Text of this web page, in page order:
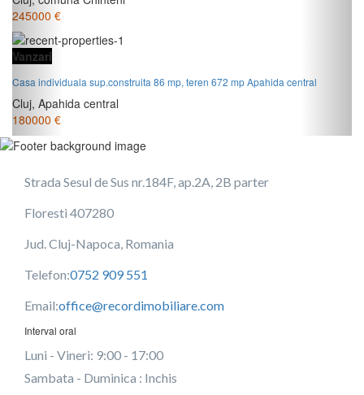
245000 €
Vanzari
Casa individuala sup.construita 86 mp, teren 672 mp Apahida central
Cluj, Apahida central
180000 €
Strada Sesul de Sus nr.184F, ap.2A, 2B parter
Floresti 407280
Jud. Cluj-Napoca, Romania
Telefon:0752 909 551
Email:office@recordimobiliare.com
Interval oral
Luni - Vineri: 9:00 - 17:00
Sambata - Duminica : Inchis